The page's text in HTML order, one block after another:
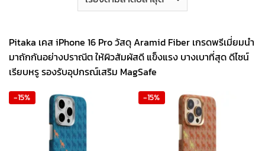
Pitaka เคส iPhone 16 Pro วัสดุ Aramid Fiber เกรดพรีเมี่ยมนำ
มาถักกันอย่างปราณีต ให้ผิวสัมผัสดี แข็งแรง บางเบาที่สุด ดีไซน์
เรียบหรู รองรับอุปกรณ์เสริม MagSafe
-15% -15%